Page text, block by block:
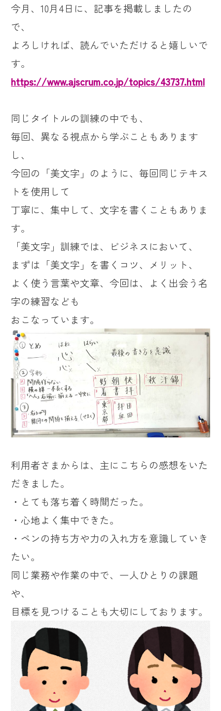
今月、10月4日に、記事を掲載しましたの
で、
よろしければ、読んでいただけると嬉しいで
す。
https://www.ajscrum.co.jp/topics/43737.html
同じタイトルの訓練の中でも、
毎回、異なる視点から学ぶこともあります
し、
今回の「美文字」のように、毎回同じテキス
トを使用して
丁寧に、集中して、文字を書くこともありま
す。
「美文字」訓練では、ビジネスにおいて、
まずは「美文字」を書くコツ、メリット、
よく使う言葉や文章、今回は、よく出会う名
字の練習なども
おこなっています。
利用者さまからは、主にこちらの感想をいた
だきました。
・とても落ち着く時間だった。
・心地よく集中できた。
・ペンの持ち方や力の入れ方を意識していき
たい。
同じ業務や作業の中で、一人ひとりの課題
や、
目標を見つけることも大切にしております。